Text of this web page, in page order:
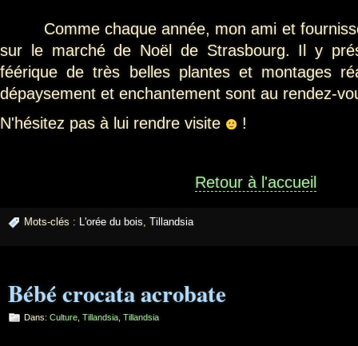
Comme chaque année, mon ami et
sur le marché de Noël de Strasbourg. Il y
féérique de très belles plantes et montages
dépaysement et enchantement sont au rendez-
N'hésitez pas à lui rendre visite
!
Retour à l'accueil
Mots-clés : L'orée du bois Tillandsia
Bébé crocata acrobate
Dans: Culture Tillandsia Tillandsia